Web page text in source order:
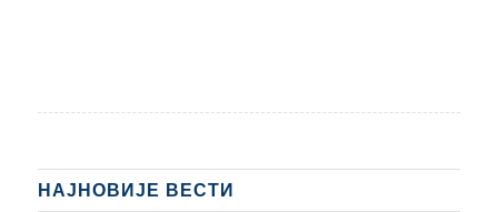
НАЈНОВИЈЕ ВЕСТИ